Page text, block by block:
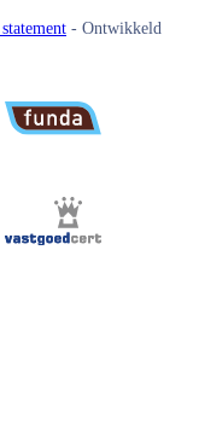
- Ontwikkeld